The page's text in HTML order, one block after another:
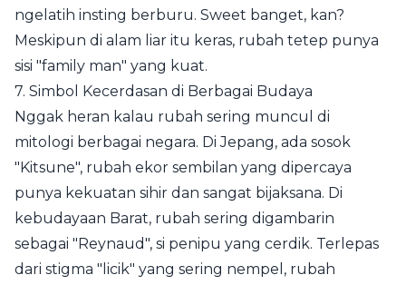
ngelatih insting berburu. Sweet banget, kan?
Meskipun di alam liar itu keras, rubah tetep punya
sisi "family man" yang kuat.
7. Simbol Kecerdasan di Berbagai Budaya
Nggak heran kalau rubah sering muncul di
mitologi berbagai negara. Di Jepang, ada sosok
"Kitsune", rubah ekor sembilan yang dipercaya
punya kekuatan sihir dan sangat bijaksana. Di
kebudayaan Barat, rubah sering digambarin
sebagai "Reynaud", si penipu yang cerdik. Terlepas
dari stigma "licik" yang sering nempel, rubah